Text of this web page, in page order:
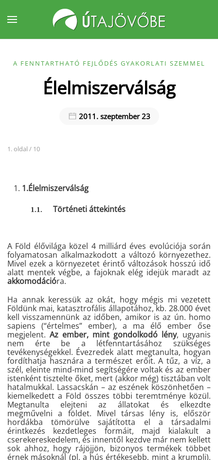
Fő tartalom átugrása
A FENNTARTHATÓ FEJLŐDÉS GYAKORLATI SZEMMEL
Élelmiszerválság
2011. szeptember 23
1. oldal / 10
1.Élelmiszerválság
1.1. Történeti áttekintés
A Föld élővilága közel 4 milliárd éves evolúciója során
folyamatosan alkalmazkodott a változó környezethez.
Mivel ezek a környezetet érintő változások hosszú idő
alatt mentek végbe, a fajoknak elég idejük maradt az
akkomodációra.
Ha annak keressük az okát, hogy mégis mi vezetett
Földünk mai, katasztrofális állapotához, kb. 28.000 évet
kell visszamennünk az időben, amikor is az ún. homo
sapiens (“értelmes” ember), a ma élő ember őse
megjelent. Az ember, mint gondolkodó lény, ugyanis
nem érte be a létfenntartásához szükséges
tevékenységekkel. Évezredek alatt megtanulta, hogyan
fordíthatja hasznára a természet erőit. A tűz, a víz, a
szél, eleinte mind-mind segítségére voltak és az ember
istenként tisztelte őket, mert (akkor még) tisztában volt
hatalmukkal. Lassacskán – az eszének köszönhetően –
kiemelkedett a Föld összes többi teremtménye közül.
Megtanulta elejteni az állatokat és elkezdte
megművelni a földet. Mivel társas lény is, először
hordákba tömörülve sajátította el a társadalmi
érintkezés kezdetleges formáit, majd kialakult a
cserekereskedelem, és innentől kezdve már nem kellett
sok ahhoz, hogy rájöjjön, bizonyos termékek többet
érnek másoknál (pl. a hús értékesebb, mint a krumpli).